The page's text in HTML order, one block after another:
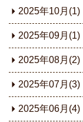
2025年10月(1)
2025年09月(1)
2025年08月(2)
2025年07月(3)
2025年06月(4)